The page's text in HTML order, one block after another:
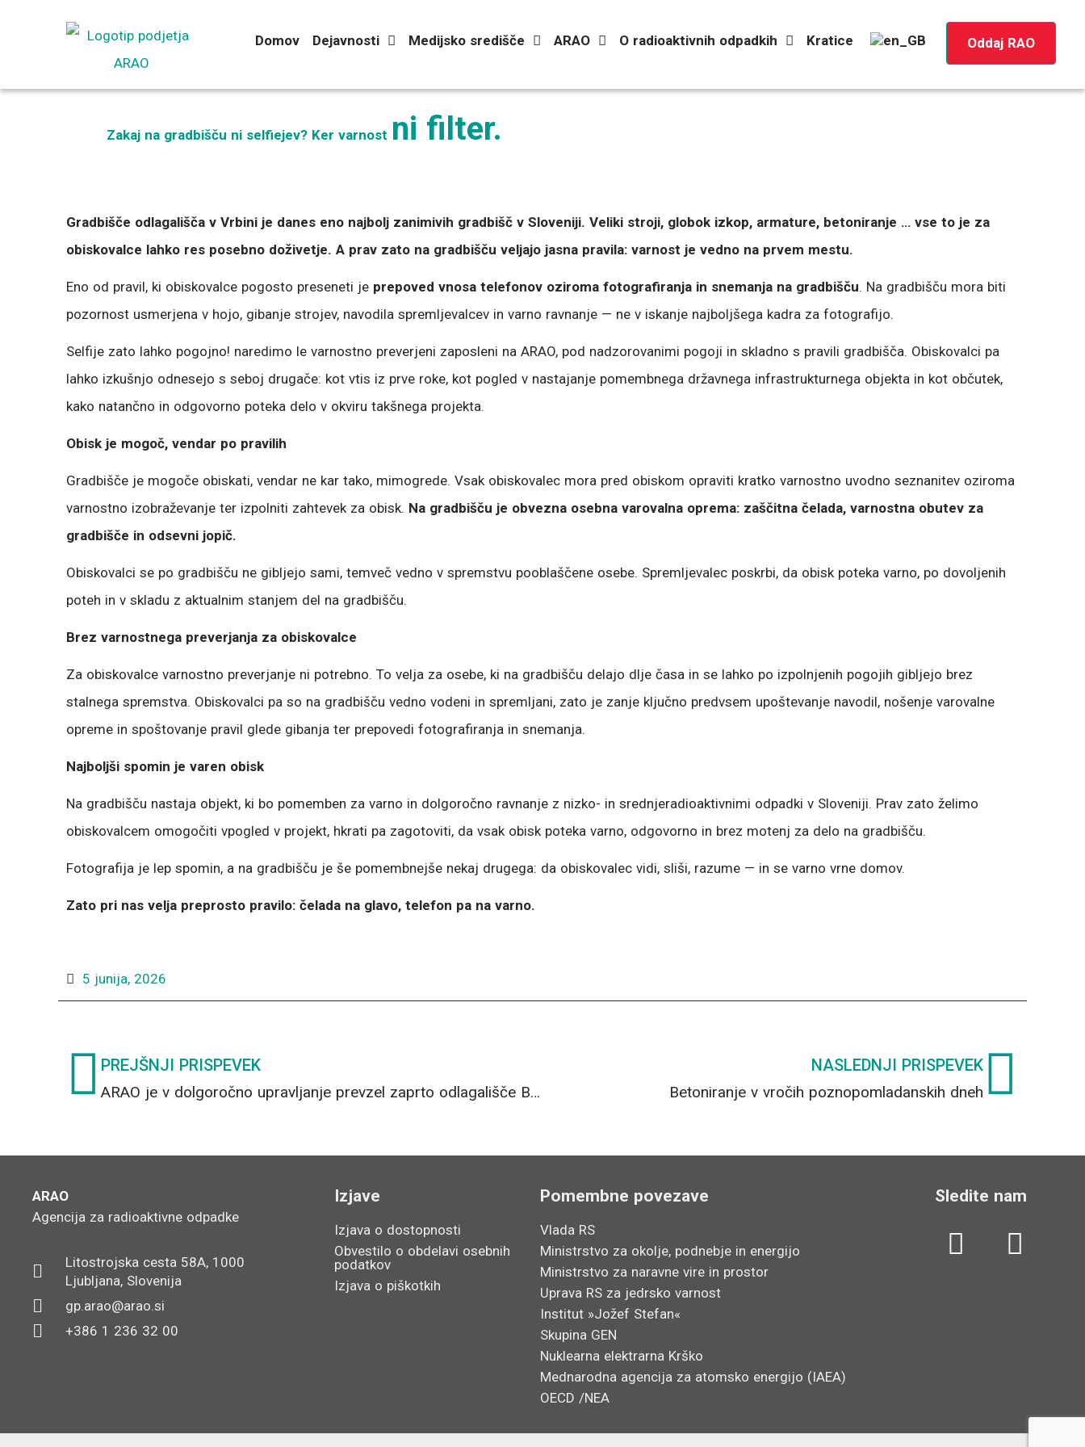
Domov Dejavnosti Medijsko središče ARAO O radioaktivnih odpadkih Kratice Oddaj RAO
Zakaj na gradbišču ni selfiejev? Ker varnost ni filter.
Gradbišče odlagališča v Vrbini je danes eno najbolj zanimivih gradbišč v Sloveniji. Veliki stroji, globok izkop, armature, betoniranje … vse to je za
obiskovalce lahko res posebno doživetje. A prav zato na gradbišču veljajo jasna pravila: varnost je vedno na prvem mestu.
Eno od pravil, ki obiskovalce pogosto preseneti je prepoved vnosa telefonov oziroma fotografiranja in snemanja na gradbišču. Na gradbišču mora biti
pozornost usmerjena v hojo, gibanje strojev, navodila spremljevalcev in varno ravnanje — ne v iskanje najboljšega kadra za fotografijo.
Selfije zato lahko pogojno! naredimo le varnostno preverjeni zaposleni na ARAO, pod nadzorovanimi pogoji in skladno s pravili gradbišča. Obiskovalci pa
lahko izkušnjo odnesejo s seboj drugače: kot vtis iz prve roke, kot pogled v nastajanje pomembnega državnega infrastrukturnega objekta in kot občutek,
kako natančno in odgovorno poteka delo v okviru takšnega projekta.
Obisk je mogoč, vendar po pravilih
Gradbišče je mogoče obiskati, vendar ne kar tako, mimogrede. Vsak obiskovalec mora pred obiskom opraviti kratko varnostno uvodno seznanitev oziroma
varnostno izobraževanje ter izpolniti zahtevek za obisk. Na gradbišču je obvezna osebna varovalna oprema: zaščitna čelada, varnostna obutev za
gradbišče in odsevni jopič.
Obiskovalci se po gradbišču ne gibljejo sami, temveč vedno v spremstvu pooblaščene osebe. Spremljevalec poskrbi, da obisk poteka varno, po dovoljenih
poteh in v skladu z aktualnim stanjem del na gradbišču.
Brez varnostnega preverjanja za obiskovalce
Za obiskovalce varnostno preverjanje ni potrebno. To velja za osebe, ki na gradbišču delajo dlje časa in se lahko po izpolnjenih pogojih gibljejo brez
stalnega spremstva. Obiskovalci pa so na gradbišču vedno vodeni in spremljani, zato je zanje ključno predvsem upoštevanje navodil, nošenje varovalne
opreme in spoštovanje pravil glede gibanja ter prepovedi fotografiranja in snemanja.
Najboljši spomin je varen obisk
Na gradbišču nastaja objekt, ki bo pomemben za varno in dolgoročno ravnanje z nizko- in srednjeradioaktivnimi odpadki v Sloveniji. Prav zato želimo
obiskovalcem omogočiti vpogled v projekt, hkrati pa zagotoviti, da vsak obisk poteka varno, odgovorno in brez motenj za delo na gradbišču.
Fotografija je lep spomin, a na gradbišču je še pomembnejše nekaj drugega: da obiskovalec vidi, sliši, razume — in se varno vrne domov.
Zato pri nas velja preprosto pravilo: čelada na glavo, telefon pa na varno.
5 junija, 2026
Prev
PREJŠNJI PRISPEVEK
ARAO je v dolgoročno upravljanje prevzel zaprto odlagališče Boršt na območju nekdanjega rudnika Žirovski Vrh
NASLEDNJI PRISPEVEK
Betoniranje v vročih poznopomladanskih dneh
ARAO
Agencija za radioaktivne odpadke
Litostrojska cesta 58A, 1000
Ljubljana, Slovenija
gp.arao@arao.si
+386 1 236 32 00
Izjave
Izjava o dostopnosti
Obvestilo o obdelavi osebnih
podatkov
Izjava o piškotkih
Pomembne povezave
Vlada RS
Ministrstvo za okolje, podnebje in energijo
Ministrstvo za naravne vire in prostor
Uprava RS za jedrsko varnost
Institut »Jožef Stefan«
Skupina GEN
Nuklearna elektrarna Krško
Mednarodna agencija za atomsko energijo (IAEA)
OECD /NEA
Sledite nam
L
Y
e